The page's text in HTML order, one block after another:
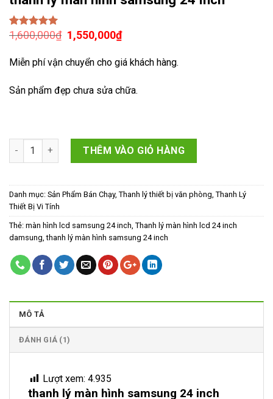
5.00trên 5
1
1,600,000₫ Giá
gốc
là:
1,600,000₫.
1,550,000₫Giá
hiện
tại
là:
Miễn phí vận chuyển cho giá khách hàng.
Sản phẩm đẹp chưa sửa chữa.
thanh lý màn hình samsung 24 inch số lượng
THÊM VÀO GIỎ HÀNG
Danh mục: Sản Phẩm Bán Chạy, Thanh lý thiết bị văn phòng, Thanh Lý
Thiết Bị Vi Tính
Thẻ: màn hình lcd samsung 24 inch, Thanh lý màn hình lcd 24 inch
damsung,thanh lý màn hình samsung 24 inch
MÔ TẢ
ĐÁNH GIÁ (1)
Lượt xem: 4.935
thanh lý màn hình samsung 24 inch